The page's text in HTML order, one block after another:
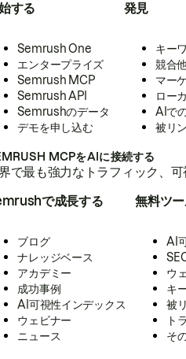
する
Semrush One
エンタープライズ
Semrush MCP
Semrush API
Semrushのデータ
デモを申し込む
発見
キー
競合
マー
ロー
AIで
被リ
MCPをAIに接続する
で最も強力なトラフィック、
で成長する
ブログ
ナレッジベース
アカデミー
成功事例
AI可視性インデックス
ウェビナー
ニュース
無料ツ
AI
ウ
キ
被
ト
そ